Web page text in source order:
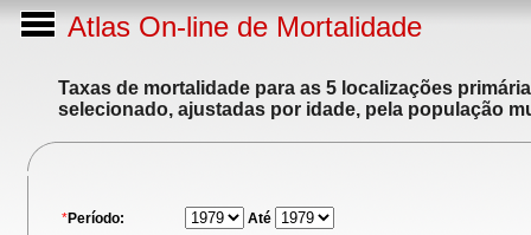
Atlas On-line de Mortalidade
Taxas de mortalidade para as 5 localizações
selecionado, ajustadas por idade, pela população
*Período:
Até